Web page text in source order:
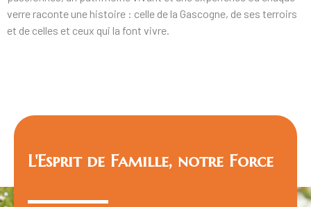
verre raconte une histoire : celle de la Gascogne, de ses terroirs
et de celles et ceux qui la font vivre.
L'Esprit de Famille, notre Force